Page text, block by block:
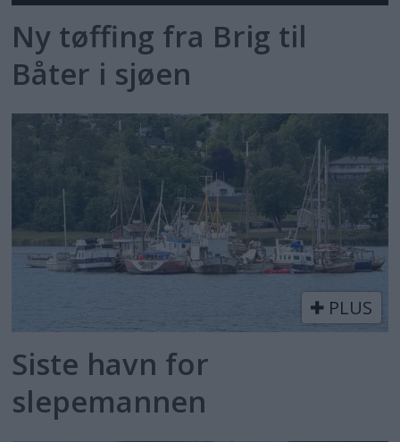
Ny tøffing fra Brig til
Båter i sjøen
PLUS
Siste havn for
slepemannen